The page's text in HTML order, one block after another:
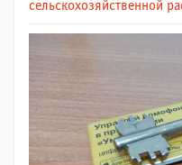
сельскохозяйственной